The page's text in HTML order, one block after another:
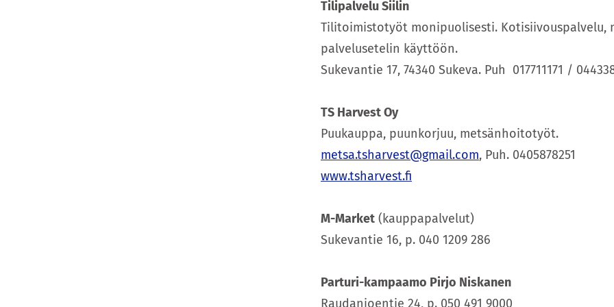
Tilipalvelu Siilin
Tilitoimistotyöt monipuolisesti. Kotisiivouspalvelu,
palvelusetelin käyttöön.
Sukevantie 17, 74340 Sukeva. Puh 017711171 /
TS Harvest Oy
Puukauppa, puunkorjuu, metsänhoitotyöt.
metsa.tsharvest@gmail.com, Puh. 0405878251
www.tsharvest.fi
M-Market(kauppapalvelut)
Sukevantie 16, p. 040 1209 286
Parturi-kampaamo Pirjo Niskanen
Raudanjoentie 24, p. 050 491 9000